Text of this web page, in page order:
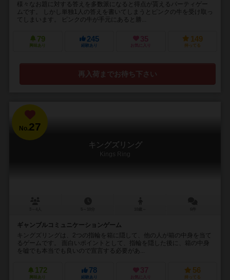
様々なお題に対する答えを多数派になると得点が貰えるパーティゲー
ムです。 しかし単独1人の答えを書いてしまうとピンクの牛を受け取っ
てしまいます。 ピンクの牛が手元にあると勝...
79
興味あり
245
経験あり
35
お気に入り
149
持ってる
再入荷までお待ち下さい
No.27
キングズリング
Kings Ring
ギャンブルコミュニケーションゲーム
キングズリングは、2つの指輪を箱に隠して、他の人が箱の中身を当て
るゲームです。 面白いポイントとして、指輪を隠した後に、箱の中身
を嘘でも本当でも良いので宣言する必要があ...
172
興味あり
78
経験あり
37
お気に入り
56
持ってる